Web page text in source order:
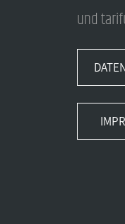
und